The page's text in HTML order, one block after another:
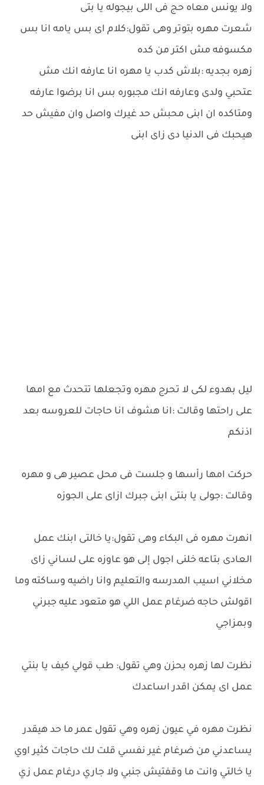
ولا يونس معاه حج فى اللى بيجوله يا بتى
شعرت مهره بتوتر وهى تقول:كلام اى بس يامه انا بس
مكسوفه مش اكتر من كده
زهره بجديه :بلاش كدب يا مهره انا عارفه انك مش
عتحبي ولدى وعارفه انك مجبوره بس انا برضوا عارفه
ومتاكده ان ابنى محبش حد غيرك واصل وان مفيش حد
هيحبك فى الدنيا دى زاى ابنى
ليل بهدوء لكى لا تحرج مهره وتجعلها تتحدث مع امها
على راحتها وقالت :انا هشوف انا حاجات للعروسه بعد
اذنكم
حركت امها رأسها و جلست فى محل عصير هى و مهره
وقالت :جولى يا بنتى ابنى جبرك ازاى على الجوزه
انهرت مهره فى البكاء وهى تقول:يا خالتى ابنك عمل
العادى بتاعه خلنى اجول إلى هو عاوزه على لساني زاى
مخلاني اسيب المدرسه والتعليم وانا راضيه وساكته وما
اقولش حاجه ضرغام عمل اللي هو متعود عليه جبرني
وبمزاجي
نظرت لها زهره بحزن وهي تقول: طب قولي كيف يا بنتي
عمل اى يمكن اقدر اساعدك
نظرت مهره في عيون زهره وهي تقول عمر ما حد هيقدر
يساعدني من ضرغام غير نفسي قلت لك حاجات كثير اوي
يا خالتي وانت ما وقفتيش جنبي ولا جاري درغام عمل زي